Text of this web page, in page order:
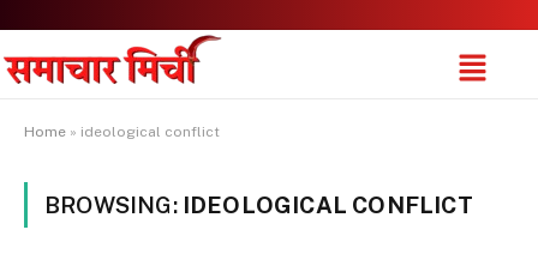
Home » ideological conflict
BROWSING: IDEOLOGICAL CONFLICT